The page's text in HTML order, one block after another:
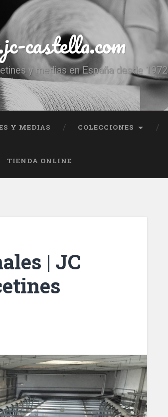
castella.com
y medias en España desde 1972
Y MEDIAS COLECCIONES
TIENDA ONLINE
| JC